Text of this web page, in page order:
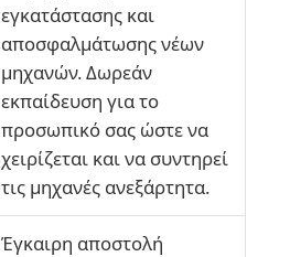
εγκατάστασης και
αποσφαλμάτωσης νέων
μηχανών. Δωρεάν
εκπαίδευση για το
προσωπικό σας ώστε να
χειρίζεται και να συντηρεί
τις μηχανές ανεξάρτητα.
Έγκαιρη αποστολή